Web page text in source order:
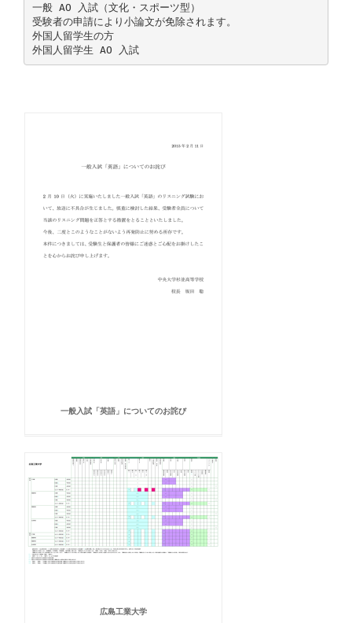
一般 AO 入試（文化・スポーツ型）
受験者の申請により小論文が免除されます。
外国人留学生の方
外国人留学生 AO 入試
一般入試「英語」についてのお詫び
広島工業大学